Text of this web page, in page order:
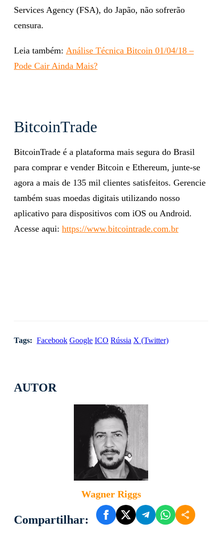
AUTOR
Wagner Riggs
Compartilhar:
Services Agency (FSA), do Japão, não sofrerão
censura.
Leia também: Análise Técnica Bitcoin 01/04/18 –
Pode Cair Ainda Mais?
BitcoinTrade
BitcoinTrade é a plataforma mais segura do Brasil
para comprar e vender Bitcoin e Ethereum, junte-se
agora a mais de 135 mil clientes satisfeitos. Gerencie
também suas moedas digitais utilizando nosso
aplicativo para dispositivos com iOS ou Android.
Acesse aqui: https://www.bitcointrade.com.br
Tags: Facebook Google ICO Rússia X (Twitter)